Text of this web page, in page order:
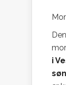
i